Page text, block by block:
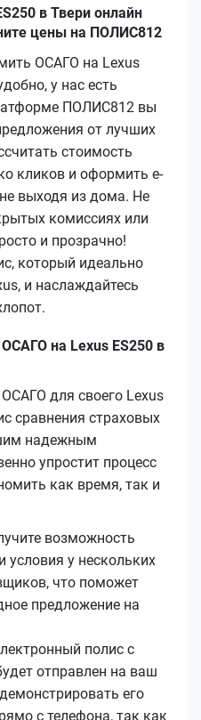
в Твери онлайн
цены на ПОЛИС812
ОСАГО на Lexus
у нас есть
ПОЛИС812 вы
от лучших
стоимость
кликов и оформить е-
выходя из дома. Не
комиссиях или
и прозрачно!
который идеально
и наслаждайтесь
на Lexus ES250 в
для своего Lexus
сравнения страховых
надежным
упростит процесс
как время, так и
возможность
условия у нескольких
что поможет
предложение на
полис с
отправлен на ваш
его
с телефона, так как